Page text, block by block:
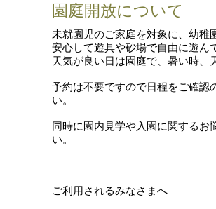
園庭開放について
未就園児のご家庭を対象に、幼稚
安心して遊具や砂場で自由に遊ん
天気が良い日は園庭で、暑い時、
予約は不要ですので日程をご確認
い。
同時に園内見学や入園に関するお
い。
ご利用されるみなさまへ